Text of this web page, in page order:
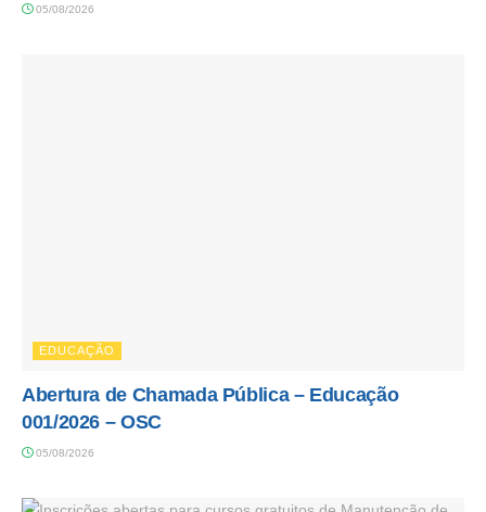
05/08/2026
EDUCAÇÃO
Abertura de Chamada Pública – Educação
001/2026 – OSC
05/08/2026